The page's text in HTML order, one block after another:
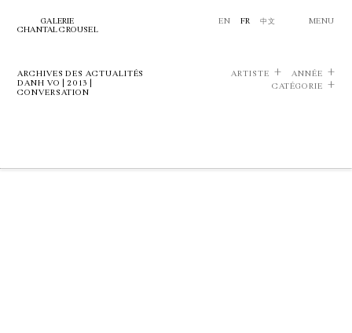
GALERIE
CHANTAL CROUSEL
EN FR 中文 MENU
ARCHIVES DES ACTUALITÉS
DANH VO | 2013 |
CONVERSATION
ARTISTE
ANNÉE
CATÉGORIE